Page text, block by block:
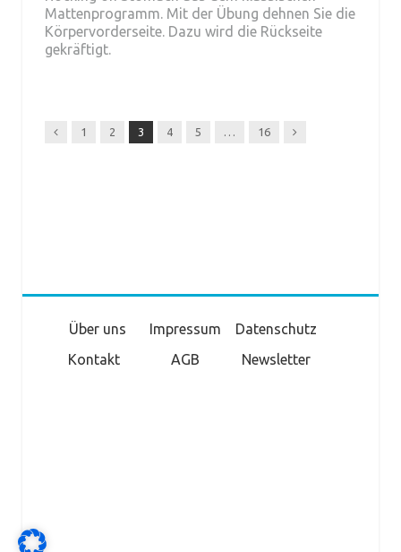
Mattenprogramm. Mit der Übung dehnen Sie die
Körpervorderseite. Dazu wird die Rückseite
gekräftigt.
Previous
1 2 3 4 5 16 Next
Über uns Impressum
Datenschutz
Kontakt
AGB Newsletter